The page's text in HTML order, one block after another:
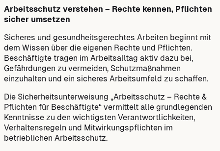
Arbeitsschutz verstehen – Rechte kennen, Pflichten
sicher umsetzen
Sicheres und gesundheitsgerechtes Arbeiten beginnt mit
dem Wissen über die eigenen Rechte und Pflichten.
Beschäftigte tragen im Arbeitsalltag aktiv dazu bei,
Gefährdungen zu vermeiden, Schutzmaßnahmen
einzuhalten und ein sicheres Arbeitsumfeld zu schaffen.
Die Sicherheitsunterweisung „Arbeitsschutz – Rechte &
Pflichten für Beschäftigte“ vermittelt alle grundlegenden
Kenntnisse zu den wichtigsten Verantwortlichkeiten,
Verhaltensregeln und Mitwirkungspflichten im
betrieblichen Arbeitsschutz.